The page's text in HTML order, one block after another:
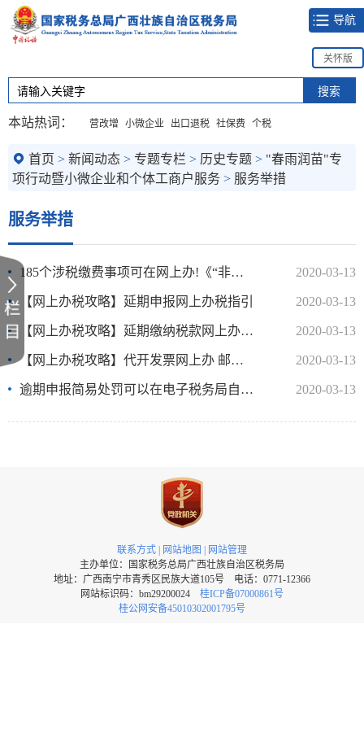
导航
关怀版
本站热词： 营改增 小微企业 出口退税 社保费 个税
首页 > 新闻动态 > 专题专栏 > 历史专题 > "春雨润苗"专
项行动暨小微企业和个体工商户服务 > 服务举措
服务举措
2020-03-13
185个涉税缴费事项可在网上办!《“非接触式”网上办税清单及...
2020-03-13
【网上办税攻略】延期申报网上办税指引
2020-03-13
【网上办税攻略】延期缴纳税款网上办税指引
2020-03-13
【网上办税攻略】代开发票网上办 邮政快递送到家
2020-03-13
逾期申报简易处罚可以在电子税务局自动办理啦
联系方式 | 网站地图 | 网站管理
主办单位：国家税务总局广西壮族自治区税务局
地址：广西南宁市青秀区民族大道105号 电话：0771-12366
网站标识码：bm29200024 桂ICP备07000861号
桂公网安备45010302001795号